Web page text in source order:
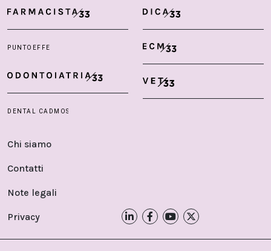
Chi siamo
Contatti
Note legali
Privacy